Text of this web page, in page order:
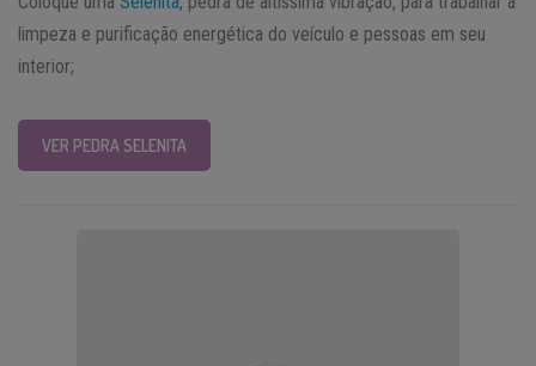
limpeza e purificação energética do veículo e pessoas em seu
interior;
VER PEDRA SELENITA